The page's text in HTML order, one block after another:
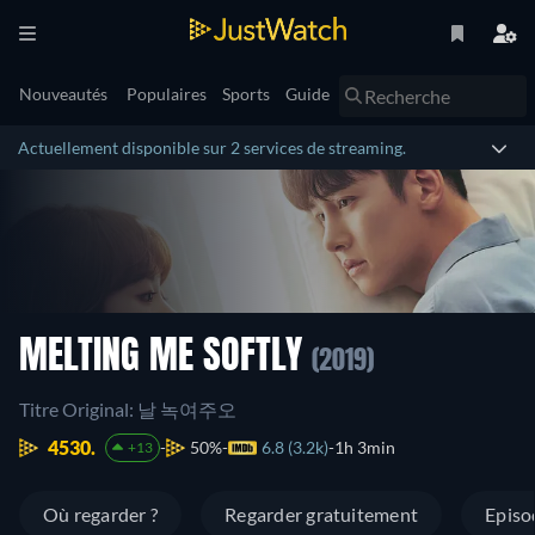
Nouveautés Populaires Sports Guide
Actuellement disponible sur 2 services de streaming.
MELTING ME SOFTLY (2019)
Titre Original: 날 녹여주오
4530.
+13 50% 6.8 (3.2k) 1h 3min
Où regarder ? Regarder gratuitement